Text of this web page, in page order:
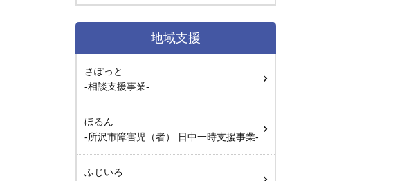
地域支援
さぽっと
-相談支援事業-
ほるん
-所沢市障害児（者） 日中一時支援事業-
ふじいろ